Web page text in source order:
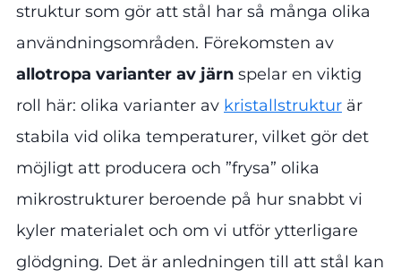
struktur som gör att stål har så många olika
användningsområden. Förekomsten av
allotropa varianter av järn spelar en viktig
roll här: olika varianter av kristallstruktur är
stabila vid olika temperaturer, vilket gör det
möjligt att producera och ”frysa” olika
mikrostrukturer beroende på hur snabbt vi
kyler materialet och om vi utför ytterligare
glödgning. Det är anledningen till att stål kan